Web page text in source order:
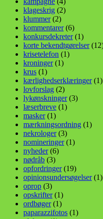
klageskrig (2)
klummer(2)
kommentarer(6)
konkursdekreter(1)
korte bekendtgørelser
krisetelefon (1)
kroninger(1)
krus (1)
kærlighedserklæringer(1)
lovforslag (2)
lykønskninger(3)
læserbreve (1)
masker(1)
mærkningsordning (1)
nekrologer(3)
nomineringer(1)
nyheder(6)
nødråb (3)
opfordringer(19)
opinionsundersøgelser(1)
oprop (3)
opskrifter(1)
ordbøger(1)
paparazzifotos (1)